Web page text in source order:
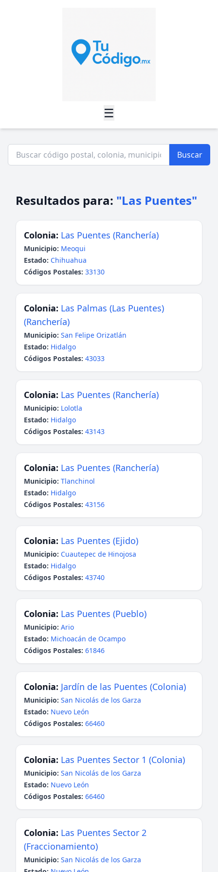
☰
Buscar
Resultados para: "Las Puentes"
Colonia: Las Puentes (Ranchería)
Municipio: Meoqui
Estado: Chihuahua
Códigos Postales: 33130
Colonia: Las Palmas (Las Puentes)
(Ranchería)
Municipio: San Felipe Orizatlán
Estado: Hidalgo
Códigos Postales: 43033
Colonia: Las Puentes (Ranchería)
Municipio: Lolotla
Estado: Hidalgo
Códigos Postales: 43143
Colonia: Las Puentes (Ranchería)
Municipio: Tlanchinol
Estado: Hidalgo
Códigos Postales: 43156
Colonia: Las Puentes (Ejido)
Municipio: Cuautepec de Hinojosa
Estado: Hidalgo
Códigos Postales: 43740
Colonia: Las Puentes (Pueblo)
Municipio: Ario
Estado: Michoacán de Ocampo
Códigos Postales: 61846
Colonia: Jardín de las Puentes (Colonia)
Municipio: San Nicolás de los Garza
Estado: Nuevo León
Códigos Postales: 66460
Colonia: Las Puentes Sector 1 (Colonia)
Municipio: San Nicolás de los Garza
Estado: Nuevo León
Códigos Postales: 66460
Colonia: Las Puentes Sector 2
(Fraccionamiento)
Municipio: San Nicolás de los Garza